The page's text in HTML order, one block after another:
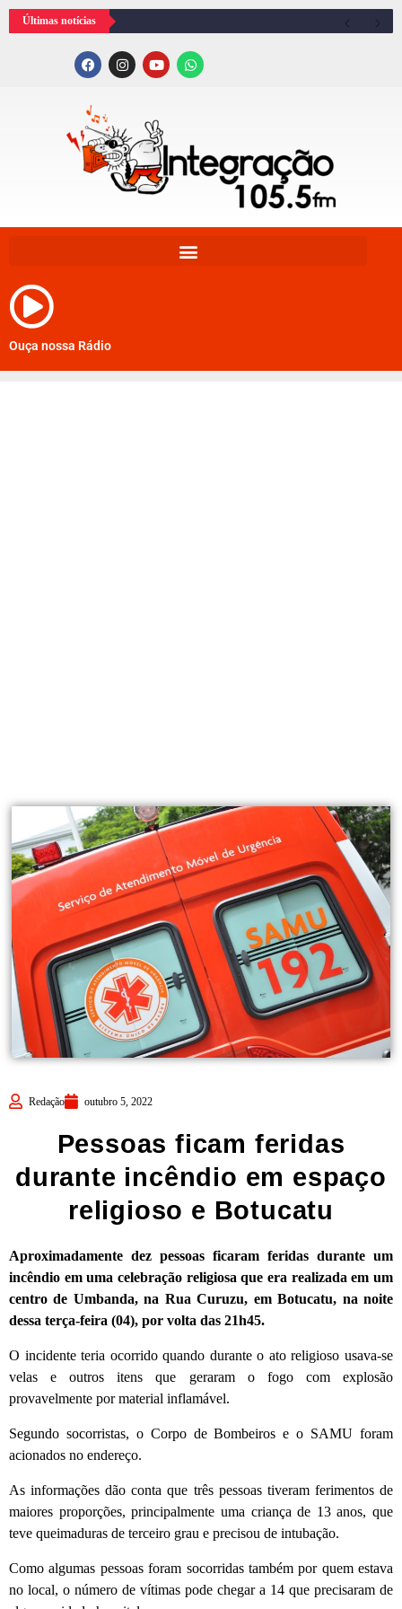
Últimas notícias
Ouça nossa Rádio
Redação outubro 5, 2022
Pessoas ficam feridas
durante incêndio em espaço
religioso e Botucatu
Aproximadamente dez pessoas ficaram feridas durante um
incêndio em uma celebração religiosa que era realizada em um
centro de Umbanda, na Rua Curuzu, em Botucatu, na noite
dessa terça-feira (04), por volta das 21h45.
O incidente teria ocorrido quando durante o ato religioso usava-se
velas e outros itens que geraram o fogo com explosão
provavelmente por material inflamável.
Segundo socorristas, o Corpo de Bombeiros e o SAMU foram
acionados no endereço.
As informações dão conta que três pessoas tiveram ferimentos de
maiores proporções, principalmente uma criança de 13 anos, que
teve queimaduras de terceiro grau e precisou de intubação.
Como algumas pessoas foram socorridas também por quem estava
no local, o número de vítimas pode chegar a 14 que precisaram de